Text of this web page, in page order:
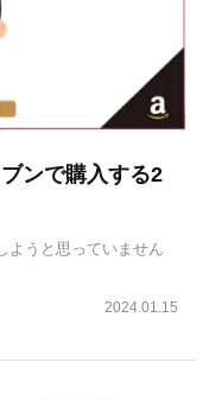
ンで購入する2
ようと思っていません
2024.01.15